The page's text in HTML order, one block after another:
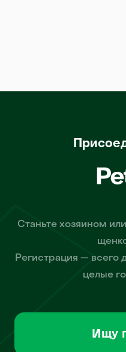
Станьте хозяином
Регистрация — всего
целые
Ищу